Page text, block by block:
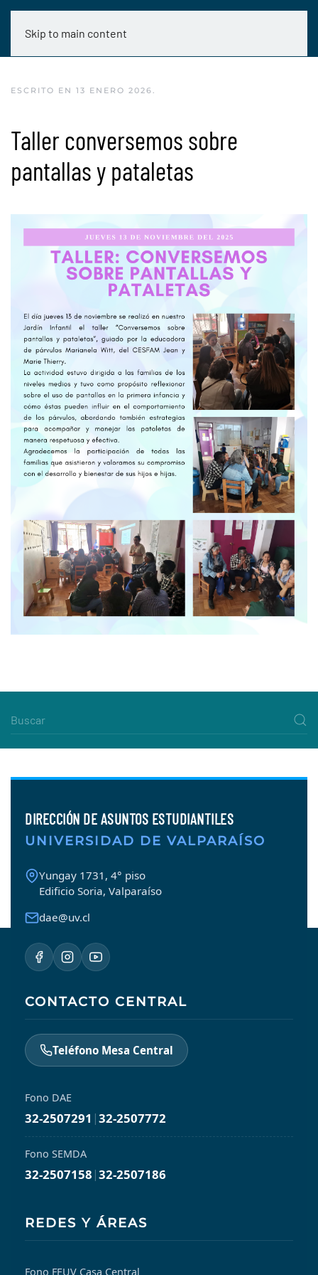
Skip to main content
ESCRITO EN 13 ENERO 2026.
Taller conversemos sobre
pantallas y pataletas
DIRECCIÓN DE ASUNTOS ESTUDIANTILES
UNIVERSIDAD DE VALPARAÍSO
Yungay 1731, 4° piso
Edificio Soria, Valparaíso
dae@uv.cl
CONTACTO CENTRAL
Teléfono Mesa Central
Fono DAE
32-2507291 |32-2507772
Fono SEMDA
32-2507158 |32-2507186
REDES Y ÁREAS
Fono FEUV Casa Central